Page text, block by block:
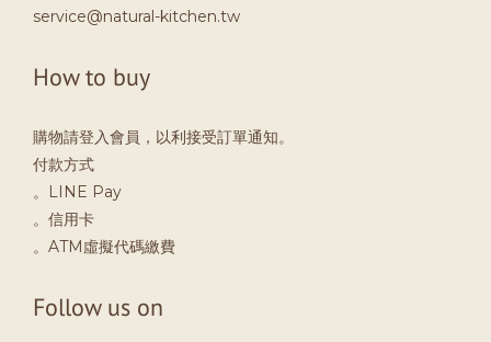
service@natural-kitchen.tw
How to buy
購物請登入會員，以利接受訂單通知。
付款方式
。LINE Pay
。信用卡
。ATM虛擬代碼繳費
Follow us on